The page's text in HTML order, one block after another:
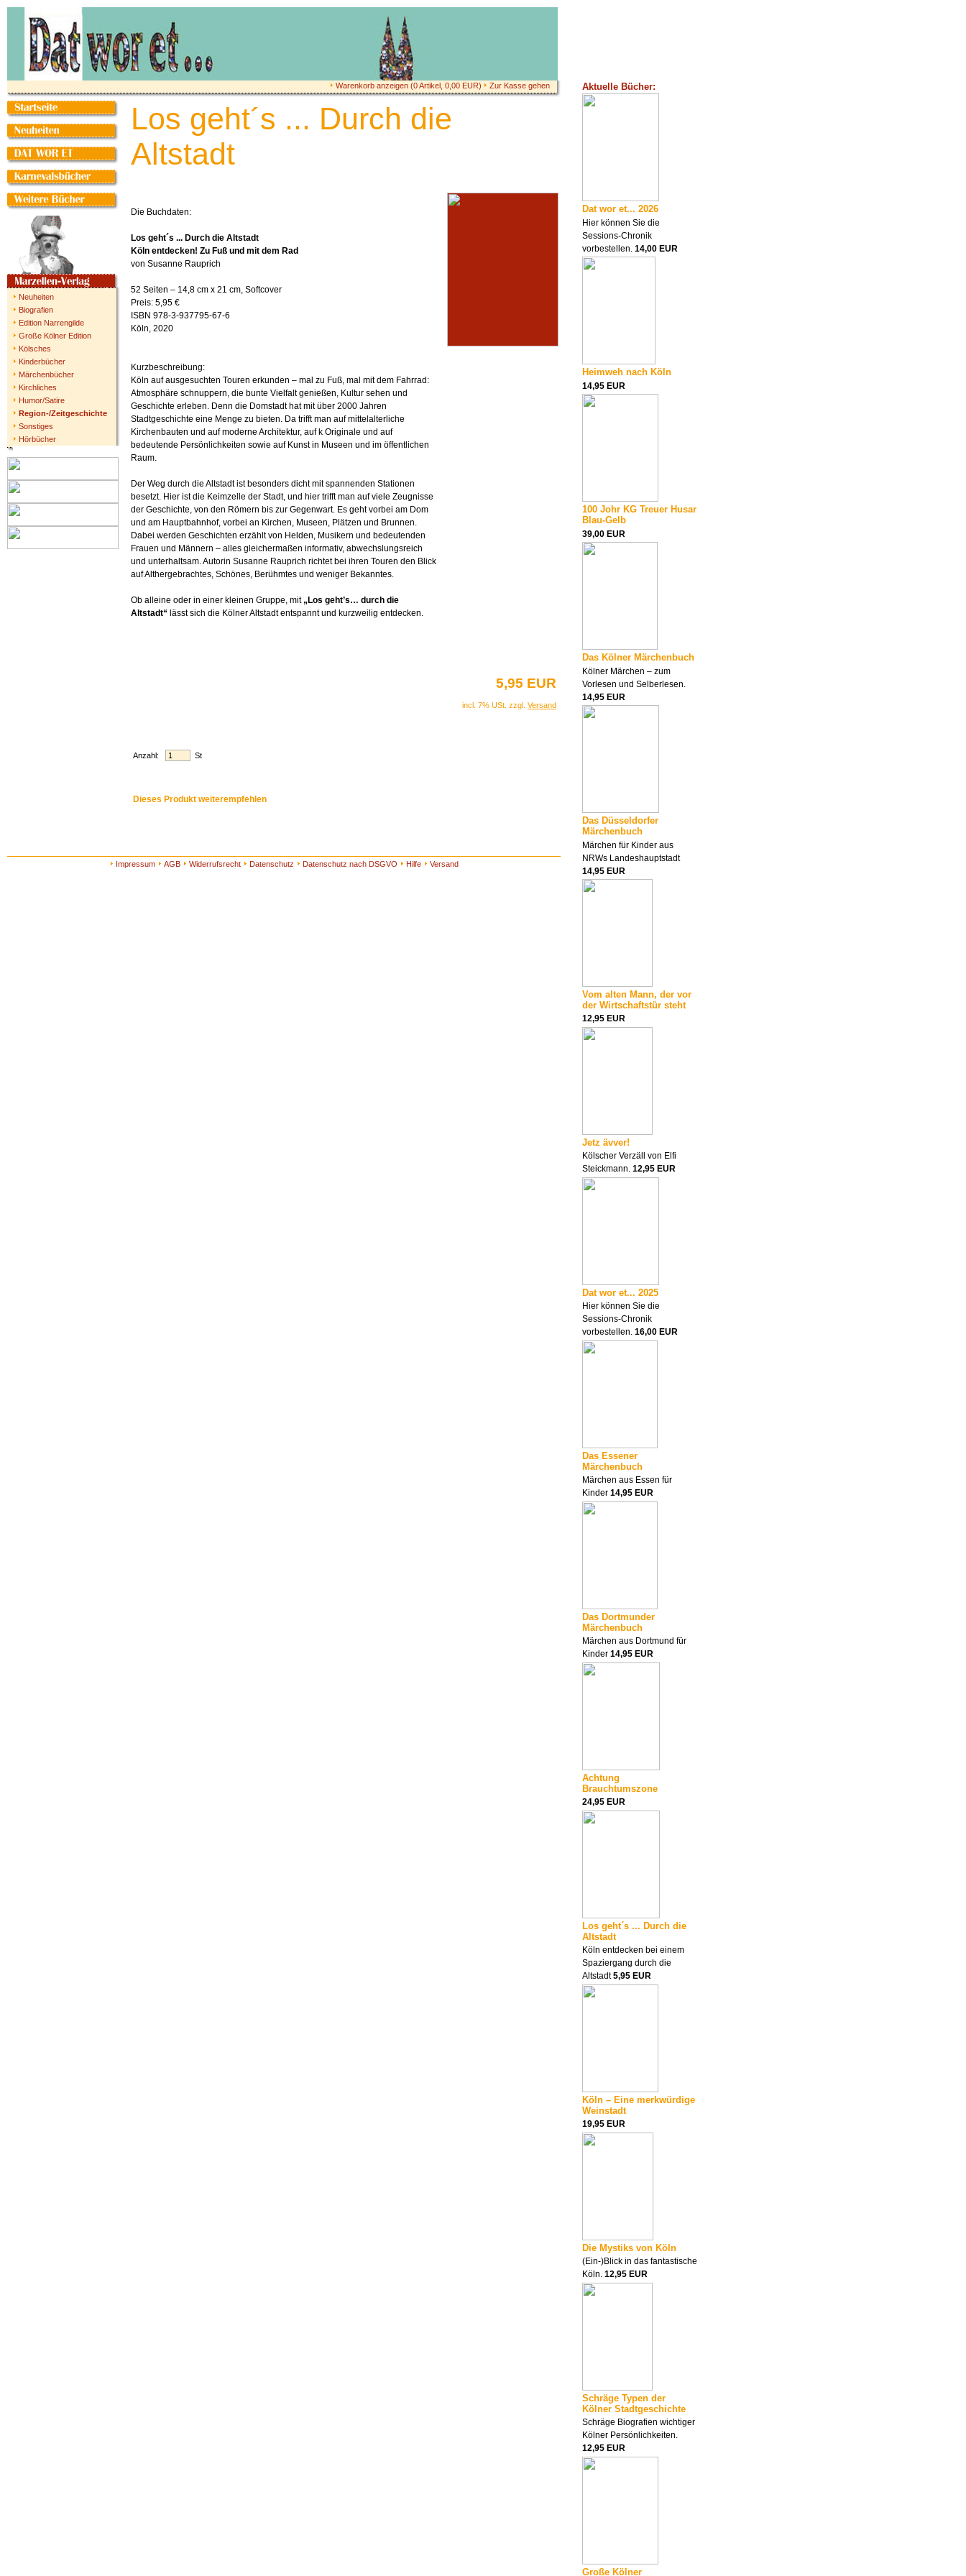
Warenkorb anzeigen (0Artikel, 0,00 EUR) Zur Kasse gehen
Neuheiten
Biografien
Edition Narrengilde
Große Kölner Edition
Kölsches
Kinderbücher
Märchenbücher
Kirchliches
Humor/Satire
Region-/Zeitgeschichte
Sonstiges
Hörbücher
Los geht´s ... Durch die
Altstadt
Die Buchdaten:
Los geht´s ... Durch die Altstadt
Köln entdecken! Zu Fuß und mit dem Rad
von Susanne Rauprich
52 Seiten – 14,8 cm x 21 cm, Softcover
Preis: 5,95 €
ISBN 978-3-937795-67-6
Köln, 2020
Kurzbeschreibung:
Köln auf ausgesuchten Touren erkunden – mal zu Fuß, mal mit dem Fahrrad:
Atmosphäre schnuppern, die bunte Vielfalt genießen, Kultur sehen und
Geschichte erleben. Denn die Domstadt hat mit über 2000 Jahren
Stadtgeschichte eine Menge zu bieten. Da trifft man auf mittelalterliche
Kirchenbauten und auf moderne Architektur, auf k Originale und auf
bedeutende Persönlichkeiten sowie auf Kunst in Museen und im öffentlichen
Raum.
Der Weg durch die Altstadt ist besonders dicht mit spannenden Stationen
besetzt. Hier ist die Keimzelle der Stadt, und hier trifft man auf viele Zeugnisse
der Geschichte, von den Römern bis zur Gegenwart. Es geht vorbei am Dom
und am Hauptbahnhof, vorbei an Kirchen, Museen, Plätzen und Brunnen.
Dabei werden Geschichten erzählt von Helden, Musikern und bedeutenden
Frauen und Männern – alles gleichermaßen informativ, abwechslungsreich
und unterhaltsam. Autorin Susanne Rauprich richtet bei ihren Touren den Blick
auf Althergebrachtes, Schönes, Berühmtes und weniger Bekanntes.
Ob alleine oder in einer kleinen Gruppe, mit„Los geht’s… durch die
Altstadt“ lässt sich die Kölner Altstadt entspannt und kurzweilig entdecken.
5,95 EUR
incl. 7% USt. zzgl. Versand
Anzahl: St
Dieses Produkt weiterempfehlen
Impressum AGB Widerrufsrecht Datenschutz Datenschutz nach DSGVO Hilfe Versand
Aktuelle Bücher:
Dat wor et... 2026
Hier können Sie die
Sessions-Chronik
vorbestellen. 14,00 EUR
Heimweh nach Köln
14,95 EUR
100 Johr KG Treuer Husar
Blau-Gelb
39,00 EUR
Das Kölner Märchenbuch
Kölner Märchen – zum
Vorlesen und Selberlesen.
14,95 EUR
Das Düsseldorfer
Märchenbuch
Märchen für Kinder aus
NRWs Landeshauptstadt
14,95 EUR
Vom alten Mann, der vor
der Wirtschaftstür steht
12,95 EUR
Jetz ävver!
Kölscher Verzäll von Elfi
Steickmann. 12,95 EUR
Dat wor et... 2025
Hier können Sie die
Sessions-Chronik
vorbestellen. 16,00 EUR
Das Essener
Märchenbuch
Märchen aus Essen für
Kinder 14,95 EUR
Das Dortmunder
Märchenbuch
Märchen aus Dortmund für
Kinder 14,95 EUR
Achtung
Brauchtumszone
24,95 EUR
Los geht´s ... Durch die
Altstadt
Köln entdecken bei einem
Spaziergang durch die
Altstadt5,95 EUR
Köln – Eine merkwürdige
Weinstadt
19,95 EUR
Die Mystiks von Köln
(Ein-)Blick in das fantastische
Köln. 12,95 EUR
Schräge Typen der
Kölner Stadtgeschichte
Schräge Biografien wichtiger
Kölner Persönlichkeiten.
12,95 EUR
Große Kölner